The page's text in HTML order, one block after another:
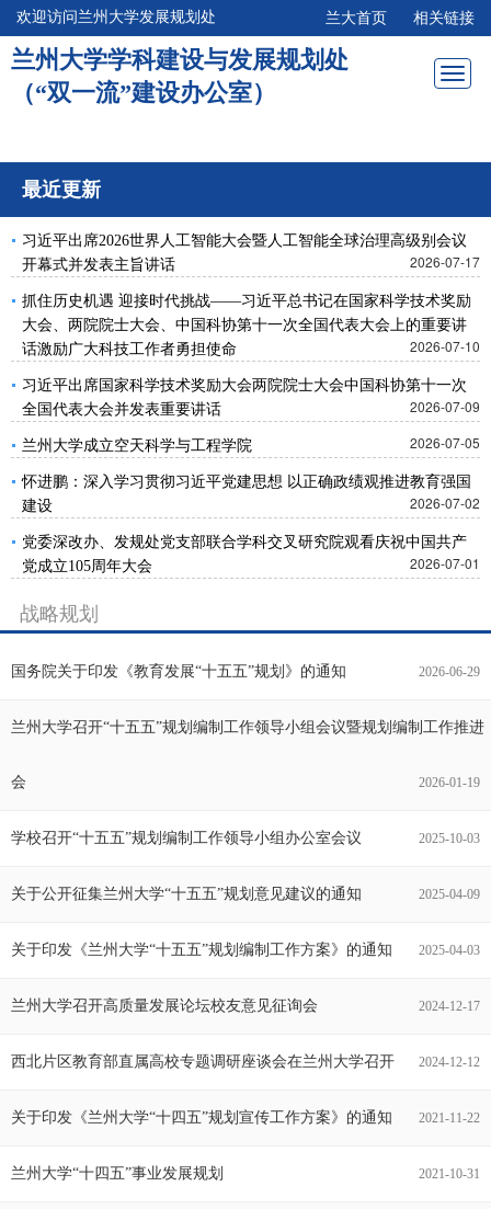
欢迎访问兰州大学发展规划处 兰大首页 相关链接
兰州大学学科建设与发展规划处
（“双一流”建设办公室）
最近更新
习近平出席2026世界人工智能大会暨人工智能全球治理高级别会议
开幕式并发表主旨讲话
2026-07-17
抓住历史机遇 迎接时代挑战——习近平总书记在国家科学技术奖励
大会、两院院士大会、中国科协第十一次全国代表大会上的重要讲
话激励广大科技工作者勇担使命
2026-07-10
习近平出席国家科学技术奖励大会两院院士大会中国科协第十一次
全国代表大会并发表重要讲话
2026-07-09
兰州大学成立空天科学与工程学院 2026-07-05
怀进鹏：深入学习贯彻习近平党建思想 以正确政绩观推进教育强国
建设
2026-07-02
党委深改办、发规处党支部联合学科交叉研究院观看庆祝中国共产
党成立105周年大会
2026-07-01
战略规划
国务院关于印发《教育发展“十五五”规划》的通知 2026-06-29
兰州大学召开“十五五”规划编制工作领导小组会议暨规划编制工作推进
会 2026-01-19
学校召开“十五五”规划编制工作领导小组办公室会议 2025-10-03
关于公开征集兰州大学“十五五”规划意见建议的通知 2025-04-09
关于印发《兰州大学“十五五”规划编制工作方案》的通知 2025-04-03
兰州大学召开高质量发展论坛校友意见征询会 2024-12-17
西北片区教育部直属高校专题调研座谈会在兰州大学召开 2024-12-12
关于印发《兰州大学“十四五”规划宣传工作方案》的通知 2021-11-22
兰州大学“十四五”事业发展规划 2021-10-31